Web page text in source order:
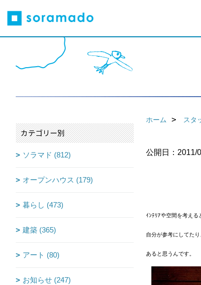
ホーム スタ
公開日：2011/
ｲﾝﾃﾘｱや空間を考える
自分が参考にしてた
あると思うんです。
カテゴリー別
ソラマド (812)
オープンハウス (179)
暮らし (473)
建築 (365)
アート (80)
お知らせ (247)